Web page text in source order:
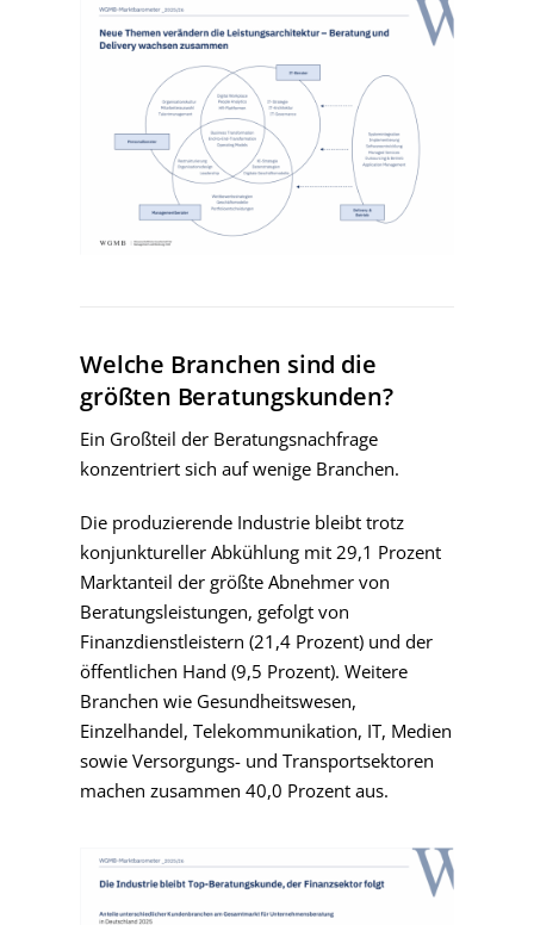
Welche Branchen sind die
größten Beratungskunden?
Ein Großteil der Beratungsnachfrage
konzentriert sich auf wenige Branchen.
Die produzierende Industrie bleibt trotz
konjunktureller Abkühlung mit 29,1 Prozent
Marktanteil der größte Abnehmer von
Beratungsleistungen, gefolgt von
Finanzdienstleistern (21,4 Prozent) und der
öffentlichen Hand (9,5 Prozent). Weitere
Branchen wie Gesundheitswesen,
Einzelhandel, Telekommunikation, IT, Medien
sowie Versorgungs- und Transportsektoren
machen zusammen 40,0 Prozent aus.